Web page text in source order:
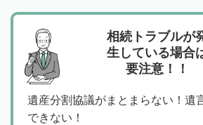
相続トラブルが
生している場合
要注意！！
遺産分割協議がまとまらない！遺
できない！